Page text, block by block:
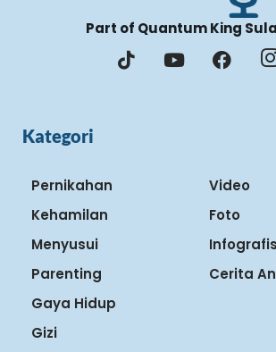
Part of Quantum King
Kategori
Pernikahan
Kehamilan
Menyusui
Parenting
Gaya Hidup
Gizi
Video
Foto
Infografis
Cerita